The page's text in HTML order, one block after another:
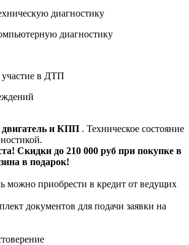
диагностику
диагностику
в ДТП
двигатель и КПП . Техническое состояние
Скидки до 210 000 руб при покупке в
в подарок!
можно приобрести в кредит от ведущих
документов для подачи заявки на